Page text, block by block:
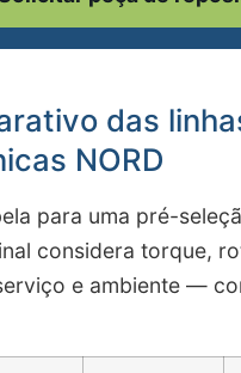
das
NORD
para uma pré-
considera torque,
e ambiente —